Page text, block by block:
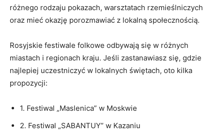
różnego⁢ rodzaju ⁤pokazach, ⁤warsztatach ⁢rzemieślniczych
oraz mieć ⁣okazję porozmawiać z lokalną społecznością.
Rosyjskie festiwale folkowe odbywają się ‍w różnych
miastach i regionach kraju. Jeśli zastanawiasz się, gdzie
najlepiej ⁣uczestniczyć w lokalnych świętach, oto kilka
propozycji:
1. Festiwal „Maslenica” w Moskwie
2. Festiwal „SABANTUY” ​w ‌Kazaniu